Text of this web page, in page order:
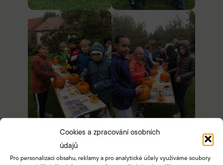
Cookies a zpracování osobních
údajů
Pro personalizaci obsahu, reklamy a pro analytické účely využíváme soubory